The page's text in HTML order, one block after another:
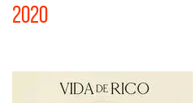
2020